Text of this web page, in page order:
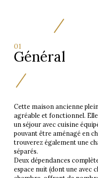
01
Général
Cette maison ancienne
agréable et fonctionnel.
un séjour avec cuisine
pouvant être aménagé en
trouverez également une
séparés.
Deux dépendances
espace nuit (dont une avec